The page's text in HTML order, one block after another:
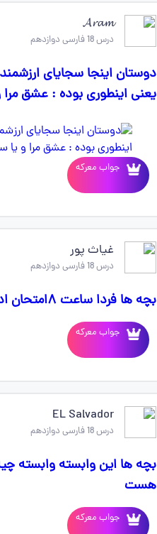
𝓐𝓻𝓪𝓶
درس 18 فارسی دوازدهم
دوستان اینجا سجایای
یعنی اینطوری بوده : عشق
جواب معرکه
غیاث پور
درس 18 فارسی دوازدهم
بچه ها فردا ساعت ۸امتحان ادبیات دارم فقط سوالات قسمت ارایه رو میشه بهم کمک کنید
جواب معرکه
EL Salvador
درس 18 فارسی دوازدهم
بچه ها این وابسته وابسته
هست
جواب معرکه